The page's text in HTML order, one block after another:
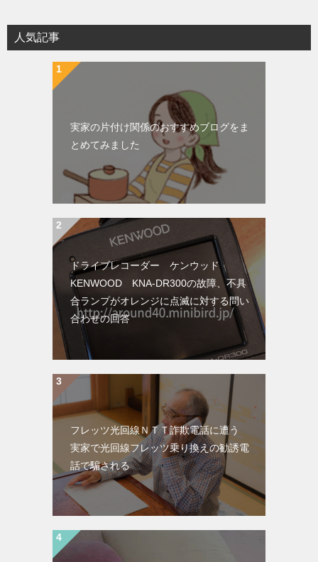
人気記事
実家の片付け関係のおすすめブログをま
とめてみました
ドライブレコーダー ケンウッド
KENWOOD KNA-DR300の故障、不具
合ランプがオレンジに点滅に対する問い
合わせの回答
フレッツ光回線ＮＴＴ詐欺電話に遭う
実家で光回線フレッツ乗り換えの勧誘電
話で騙される